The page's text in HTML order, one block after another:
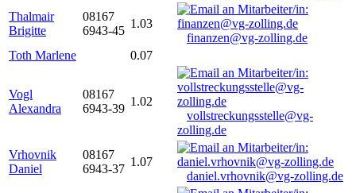
Thalmair
Brigitte
08167
6943-45
1.03
finanzen@vg-zolling.de
Toth Marlene
0.07
Vogl
Alexandra
08167
6943-39
1.02
vollstreckungsstelle@vg-
zolling.de
Vrhovnik
Daniel
08167
6943-37
1.07
daniel.vrhovnik@vg-zolling.de